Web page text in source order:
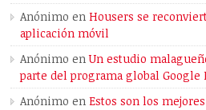
Anónimo enHousers se
aplicación móvil
Anónimo enUn estudio
parte del programa global Google
Anónimo enEstos son los